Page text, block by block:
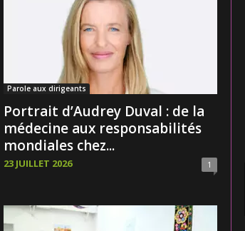
Parole aux dirigeants
Portrait d’Audrey Duval : de la
médecine aux responsabilités
mondiales chez...
23 JUILLET 2026 1